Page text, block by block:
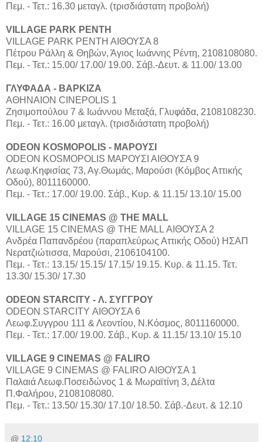
Πεμ. - Τετ.: 16.30 μεταγλ. (τρισδιάστατη προβολή)
VILLAGE PARK ΡΕΝΤΗ
VILLAGE PARK ΡΕΝΤΗ ΑΙΘΟΥΣΑ 8
Πέτρου Ράλλη & Θηβών, Άγιος Ιωάννης Ρέντη, 2108108080.
Πεμ. - Τετ.: 15.00/ 17.00/ 19.00. Σάβ.-Δευτ. & 11.00/ 13.00
ΓΛΥΦΑΔΑ - ΒΑΡΚΙΖΑ
ΑΘΗΝΑΙΟΝ CINEPOLIS 1
Ζησιμοπούλου 7 & Ιωάννου Μεταξά, Γλυφάδα, 2108108230.
Πεμ. - Τετ.: 16.00 μεταγλ. (τρισδιάστατη προβολή)
ODEON KOSMOPOLIS - ΜΑΡΟΥΣΙ
ODEON KOSMOPOLIS ΜΑΡΟΥΣΙ ΑΙΘΟΥΣΑ 9
Λεωφ.Κηφισίας 73, Αγ.Θωμάς, Μαρούσι (Κόμβος Αττικής
Οδού), 8011160000.
Πεμ. - Τετ.: 17.00/ 19.00. Σάβ., Κυρ. & 11.15/ 13.10/ 15.00
VILLAGE 15 CINEMAS @ THE MALL
VILLAGE 15 CINEMAS @ THE MALL ΑΙΘΟΥΣΑ 2
Aνδρέα Παπανδρέου (παραπλεύρως Αττικής Οδού) ΗΣΑΠ
Νερατζιώτισσα, Μαρούσι, 2106104100.
Πεμ. - Τετ.: 13.15/ 15.15/ 17.15/ 19.15. Kυρ. & 11.15. Τετ.
13.30/ 15.30/ 17.30
ODEON STARCITY - Λ. ΣΥΓΓΡΟΥ
ODEON STARCITY ΑΙΘΟΥΣΑ 6
Λεωφ.Συγγρου 111 & Λεοντίου, Ν.Κόσμος, 8011160000.
Πεμ. - Τετ.: 17.00/ 19.00. Σάβ., Κυρ. & 11.15/ 13.10/ 15.10
VILLAGE 9 CINEMAS @ FALIRO
VILLAGE 9 CINEMAS @ FALIRO ΑΙΘΟΥΣΑ 1
Παλαιά Λεωφ.Ποσειδώνος 1 & Μωραϊτίνη 3, Δέλτα
Π.Φαλήρου, 2108108080.
Πεμ. - Τετ.: 13.50/ 15.30/ 17.10/ 18.50. Σάβ.-Δευτ. & 12.10
@ 12:10